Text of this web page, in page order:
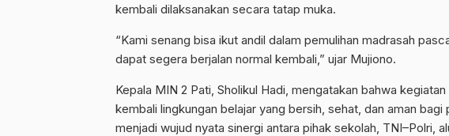
kembali dilaksanakan secara tatap muka.
“Kami senang bisa ikut andil dalam pemulihan madrasah
dapat segera berjalan normal kembali,” ujar Mujiono.
Kepala MIN 2 Pati, Sholikul Hadi, mengatakan bahwa
kembali lingkungan belajar yang bersih, sehat, dan aman
menjadi wujud nyata sinergi antara pihak sekolah, TNI–Polri,